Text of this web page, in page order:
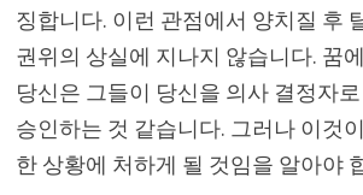
징합니다. 이런 관점에서 양치질 후
권위의 상실에 지나지 않습니다. 꿈
당신은 그들이 당신을 의사 결정자
승인하는 것 같습니다. 그러나 이것
한 상황에 처하게 될 것임을 알아야